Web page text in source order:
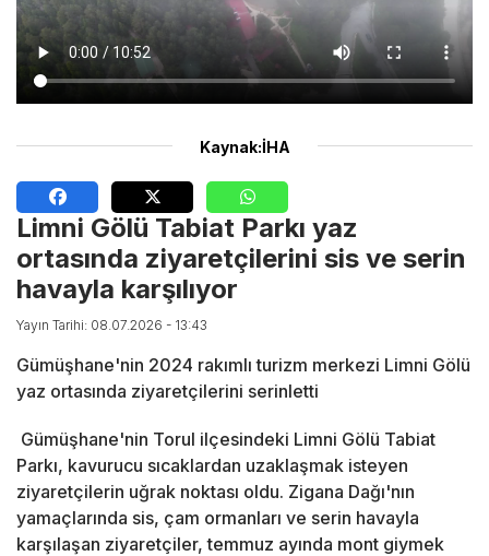
Kaynak:İHA
Limni Gölü Tabiat Parkı yaz
ortasında ziyaretçilerini sis ve serin
havayla karşılıyor
Yayın Tarihi: 08.07.2026 - 13:43
Gümüşhane'nin 2024 rakımlı turizm merkezi Limni Gölü
yaz ortasında ziyaretçilerini serinletti
Gümüşhane'nin Torul ilçesindeki Limni Gölü Tabiat
Parkı, kavurucu sıcaklardan uzaklaşmak isteyen
ziyaretçilerin uğrak noktası oldu. Zigana Dağı'nın
yamaçlarında sis, çam ormanları ve serin havayla
karşılaşan ziyaretçiler, temmuz ayında mont giymek